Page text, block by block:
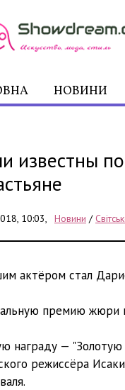
НОВИНИ
известны
10:03, Новини /
актёром стал
премию жюри
награду —
режиссёра